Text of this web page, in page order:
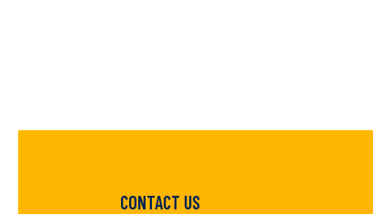
CONTACT US